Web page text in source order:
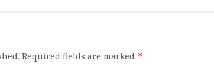
Required fields are marked *